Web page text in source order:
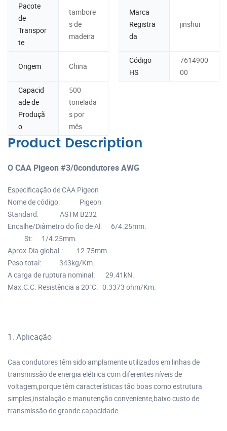
Pacote
de
Transpor
te
tambore
s de
madeira
Marca
Registra
da
jinshui
Origem China
Código
HS
7614900
00
Capacid
ade de
Produçã
o
500
tonelada
s por
mês
Product Description
O CAA Pigeon #3/0condutores AWG
Especificação de CAA Pigeon
Nome de código: Pigeon
Standard: ASTM B232
Encalhe/Diâmetro do fio de Al: 6/4.25mm.
St: 1/4.25mm.
Aprox.Dia global.: 12.75mm.
Peso total: 343kg/Km.
A carga de ruptura nominal: 29.41kN.
Max.C.C. Resistência a 20°C: 0.3373 ohm/Km.
1. Aplicação
Caa condutores têm sido amplamente utilizados em linhas de
transmissão de energia elétrica com diferentes níveis de
voltagem,porque têm características tão boas como estrutura
simples,instalação e manutenção conveniente,baixo custo de
transmissão de grande capacidade.